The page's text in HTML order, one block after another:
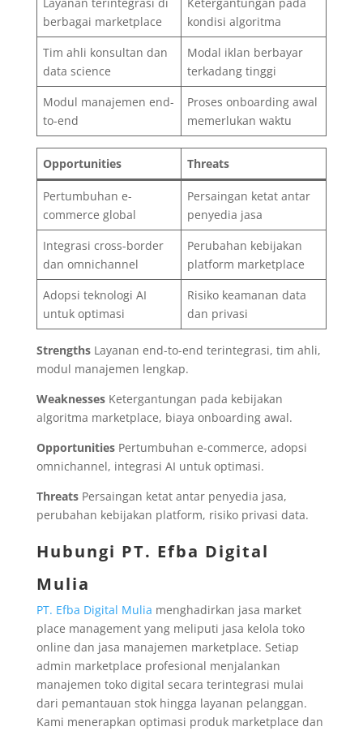
berbagai marketplace
kondisi algoritma
Tim ahli konsultan dan
data science
Modal iklan berbayar
terkadang tinggi
Modul manajemen end-
to-end
Proses onboarding awal
memerlukan waktu
Opportunities Threats
Pertumbuhan e-
commerce global
Persaingan ketat antar
penyedia jasa
Integrasi cross-border
dan omnichannel
Perubahan kebijakan
platform marketplace
Adopsi teknologi AI
untuk optimasi
Risiko keamanan data
dan privasi
StrengthsLayanan end-to-end terintegrasi, tim ahli,
modul manajemen lengkap.
WeaknessesKetergantungan pada kebijakan
algoritma marketplace, biaya onboarding awal.
OpportunitiesPertumbuhan e-commerce, adopsi
omnichannel, integrasi AI untuk optimasi.
ThreatsPersaingan ketat antar penyedia jasa,
perubahan kebijakan platform, risiko privasi data.
Hubungi PT. Efba Digital
Mulia
PT. Efba Digital Mulia menghadirkan jasa market
place management yang meliputi jasa kelola toko
online dan jasa manajemen marketplace. Setiap
admin marketplace profesional menjalankan
manajemen toko digital secara terintegrasi mulai
dari pemantauan stok hingga layanan pelanggan.
Kami menerapkan optimasi produk marketplace dan